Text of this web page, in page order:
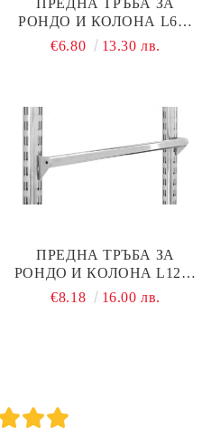
ПРЕДНА ТРЪБА ЗА
РОНДО И КОЛОНА L600
ММ ХРОМ
€6.80 13.30 лв.
ПРЕДНА ТРЪБА ЗА
РОНДО И КОЛОНА L1200
ММ ХРОМ
€8.18 16.00 лв.